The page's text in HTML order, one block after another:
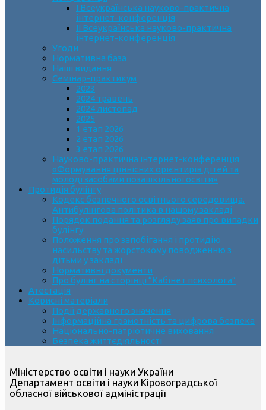
І Всеукраїнська науково-практична
інтернет-конференція
ІІ Всеукраїнська науково-практична
інтернет-конференція
Угоди
Нормативна база
Наші видання
Семінар-практикум
2023
2024 травень
2024 листопад
2025
1 етап 2026
2 етап 2026
3 етап 2026
Науково-практична інтернет-конференція
«Формування ціннісних орієнтирів дітей та
молоді засобами позашкільної освіти»
Протидія булінгу
Кодекс безпечного освітнього середовища.
Антибулінгова політика в нашому закладі
Порядок подання та розгляду заяв про випадки
булінгу
Положення про запобігання і протидію
насильству та жорстокому поводженню з
дітьми у закладі
Нормативні документи
Про булінг на сторінці “Кабінет психолога”
Атестація
Корисні матеріали
Події державного значення
Інформаційна грамотність та цифрова безпека
Національно-патріотичне виховання
Безпека життєдіяльності
Міністерство освіти і науки України
Департамент освіти і науки Кіровоградської
обласної військової адміністрації